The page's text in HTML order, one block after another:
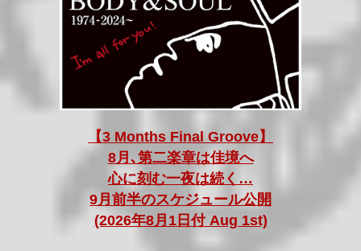
【3 Months Final Groove】
8月､第二楽章は佳境へ
心に刻む一夜は続く…
9月前半のスケジュール公開
(2026年8月1日付 Aug 1st)